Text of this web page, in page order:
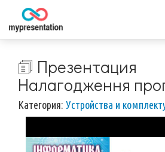
🗊 Презентация
Налагодження
Категория: Устройства и